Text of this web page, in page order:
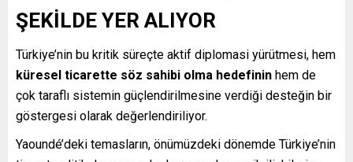
ŞEKİLDE YER ALIYOR
Türkiye’nin bu kritik süreçte aktif diplomasi yürütmesi, hem
küresel ticarette söz sahibi olma hedefinin hem de
çok taraflı sistemin güçlendirilmesine verdiği desteğin bir
göstergesi olarak değerlendiriliyor.
Yaoundé’deki temasların, önümüzdeki dönemde Türkiye’nin